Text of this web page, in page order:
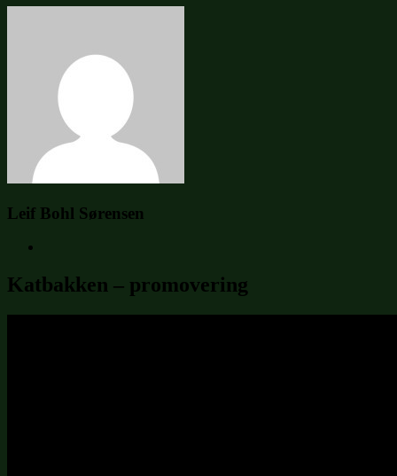
Leif Bohl Sørensen
Katbakken – promovering